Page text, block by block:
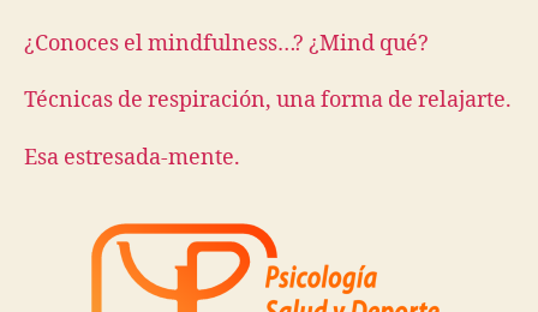
¿Conoces el mindfulness…? ¿Mind qué?
Técnicas de respiración, una forma de relajarte.
Esa estresada-mente.